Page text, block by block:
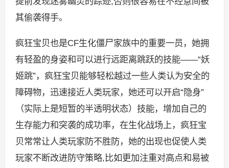
其偷袭得手。
疯狂宝贝也是CF生化僵尸家族中的重要一员，她拥
有轻盈的身姿和可以进行远距离跳跃的技能——“妖
姬跳”，疯狂宝贝能够轻松越过一些人类认为安全的
障碍物，迅速接近人类玩家，她还可以开启“隐身”
（实际上是短暂的半透明状态）技能，增加自己的
生存能力和突袭的成功率，在生化战场上，疯狂宝
贝常常让人类玩家防不胜防，她的出现也促使人类
玩家不断改进防守策略,比如更加注重对高点和易被